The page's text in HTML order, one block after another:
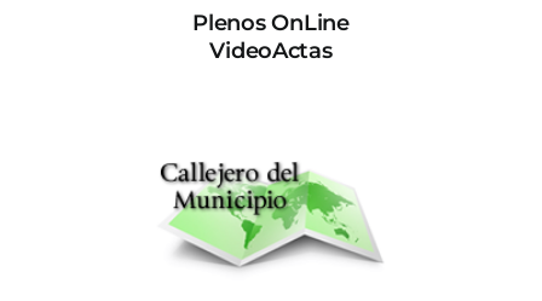
Plenos OnLine
VideoActas